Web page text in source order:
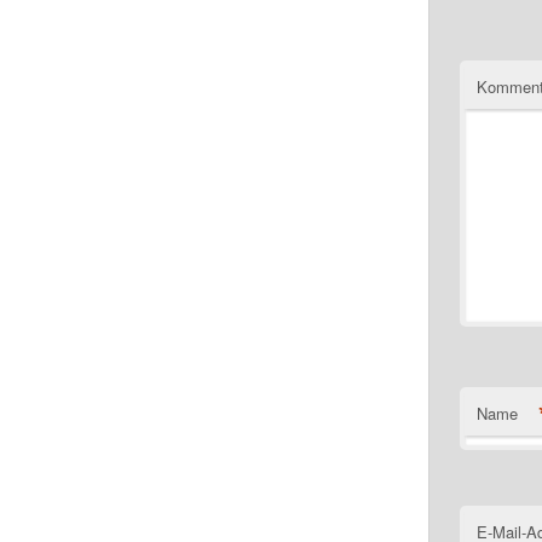
Name
E-Mail-